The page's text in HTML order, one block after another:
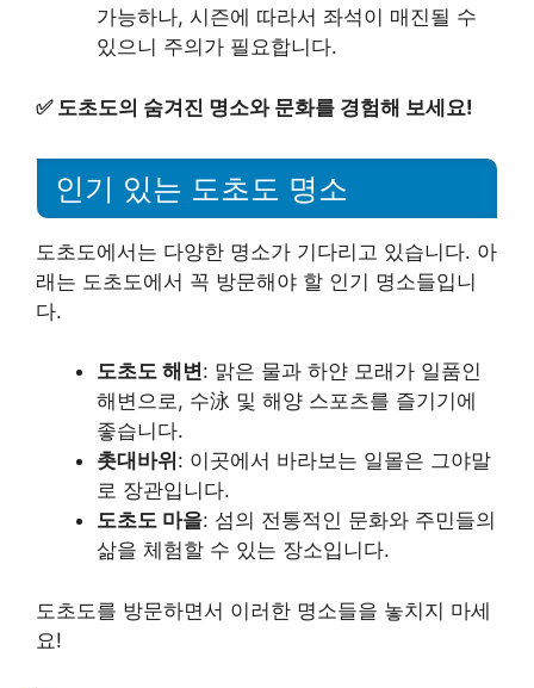
가능하나, 시즌에 따라서 좌석이 매진될 수
있으니 주의가 필요합니다.
✅ 도초도의 숨겨진 명소와 문화를 경험해 보세요!
인기 있는 도초도 명소
도초도에서는 다양한 명소가 기다리고 있습니다. 아
래는 도초도에서 꼭 방문해야 할 인기 명소들입니
다.
도초도 해변: 맑은 물과 하얀 모래가 일품인
해변으로, 수泳 및 해양 스포츠를 즐기기에
좋습니다.
촛대바위 : 이곳에서 바라보는 일몰은 그야말
로 장관입니다.
도초도 마을: 섬의 전통적인 문화와 주민들의
삶을 체험할 수 있는 장소입니다.
도초도를 방문하면서 이러한 명소들을 놓치지 마세
요!